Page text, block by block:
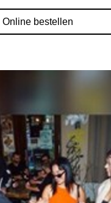
Online bestellen